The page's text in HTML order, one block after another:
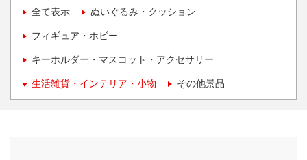
全て表示 ぬいぐるみ・クッション
フィギュア・ホビー
キーホルダー・マスコット・アクセサリー
生活雑貨・インテリア・小物 その他景品